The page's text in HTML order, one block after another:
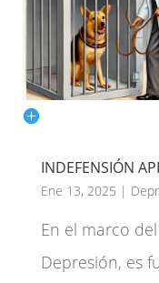
INDEFENSIÓN
Ene 13, 2025 |
En el marco
Depresión, es